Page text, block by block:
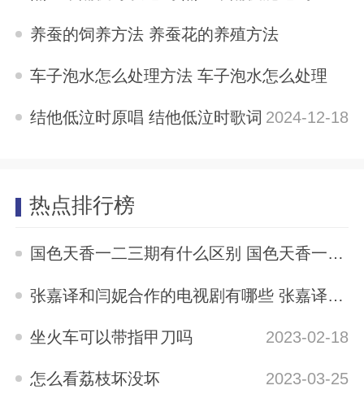
2024-12-18
养蚕的饲养方法 养蚕花的养殖方法
2024-12-18
车子泡水怎么处理方法 车子泡水怎么处理
结他低泣时原唱 结他低泣时歌词 2024-12-18
热点排行榜
国色天香一二三期有什么区别 国色天香一二三期区别是什么
2023-05-12
张嘉译和闫妮合作的电视剧有哪些 张嘉译与闫妮合演的电视剧有哪些
坐火车可以带指甲刀吗 2023-02-18
怎么看荔枝坏没坏 2023-03-25